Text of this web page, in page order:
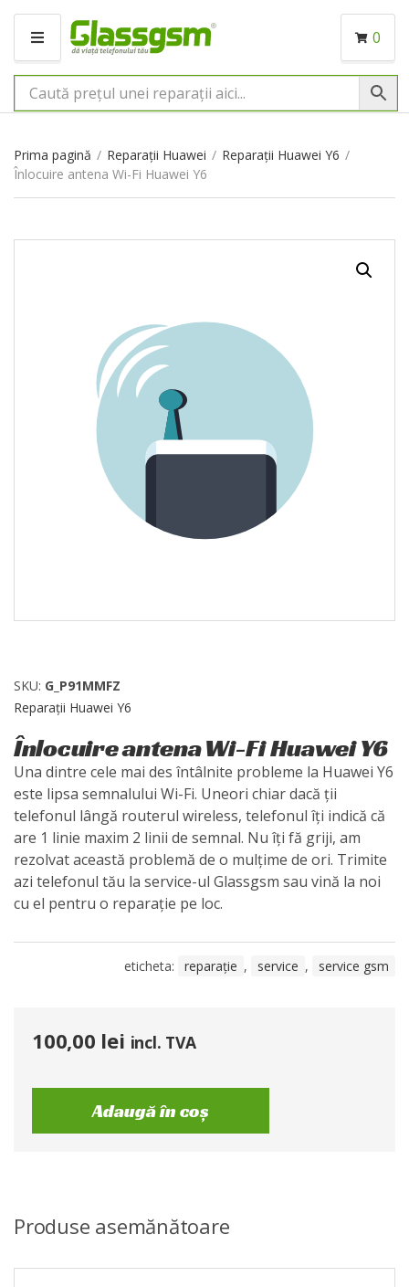
M
N
I
0
Prima pagină / Reparații Huawei / Reparații Huawei Y6 /
Înlocuire antena Wi-Fi Huawei Y6
SKU: G_P91MMFZ
Reparații Huawei Y6
Înlocuire antena Wi-Fi Huawei Y6
Una dintre cele mai des întâlnite probleme la Huawei Y6
este lipsa semnalului Wi-Fi. Uneori chiar dacă ții
telefonul lângă routerul wireless, telefonul îți indică că
are 1 linie maxim 2 linii de semnal. Nu îți fă griji, am
rezolvat această problemă de o mulțime de ori. Trimite
azi telefonul tău la service-ul Glassgsm sau vină la noi
cu el pentru o reparație pe loc.
eticheta: reparație , service , service gsm
100,00 lei incl. TVA
Adaugă în coș
Produse asemănătoare